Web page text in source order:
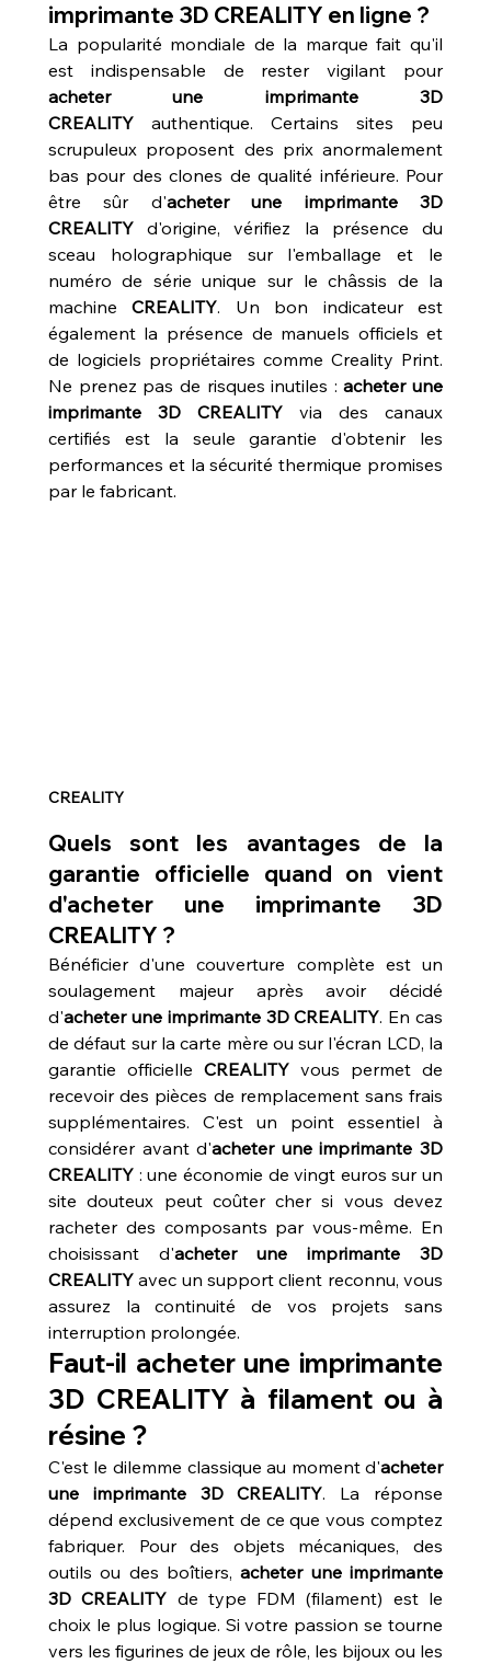
imprimante 3D CREALITY en ligne ?
La popularité mondiale de la marque fait qu'il
est indispensable de rester vigilant pour
acheter une imprimante 3D
CREALITY authentique. Certains sites peu
scrupuleux proposent des prix anormalement
bas pour des clones de qualité inférieure. Pour
être sûr d'acheter une imprimante 3D
CREALITY d'origine, vérifiez la présence du
sceau holographique sur l'emballage et le
numéro de série unique sur le châssis de la
machine CREALITY. Un bon indicateur est
également la présence de manuels officiels et
de logiciels propriétaires comme Creality Print.
Ne prenez pas de risques inutiles : acheter une
imprimante 3D CREALITY via des canaux
certifiés est la seule garantie d'obtenir les
performances et la sécurité thermique promises
par le fabricant.
CREALITY
Quels sont les avantages de la
garantie officielle quand on vient
d'acheter une imprimante 3D
CREALITY ?
Bénéficier d'une couverture complète est un
soulagement majeur après avoir décidé
d'acheter une imprimante 3D CREALITY. En cas
de défaut sur la carte mère ou sur l'écran LCD, la
garantie officielle CREALITY vous permet de
recevoir des pièces de remplacement sans frais
supplémentaires. C'est un point essentiel à
considérer avant d'acheter une imprimante 3D
CREALITY : une économie de vingt euros sur un
site douteux peut coûter cher si vous devez
racheter des composants par vous-même. En
choisissant d'acheter une imprimante 3D
CREALITY avec un support client reconnu, vous
assurez la continuité de vos projets sans
interruption prolongée.
Faut-il acheter une imprimante
3D CREALITY à filament ou à
résine ?
C'est le dilemme classique au moment d'acheter
une imprimante 3D CREALITY. La réponse
dépend exclusivement de ce que vous comptez
fabriquer. Pour des objets mécaniques, des
outils ou des boîtiers, acheter une imprimante
3D CREALITY de type FDM (filament) est le
choix le plus logique. Si votre passion se tourne
vers les figurines de jeux de rôle, les bijoux ou les